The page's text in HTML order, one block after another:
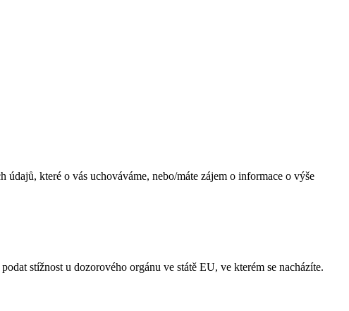
které o vás uchováváme, nebo/máte zájem o informace o výše
stížnost u dozorového orgánu ve státě EU, ve kterém se nacházíte.